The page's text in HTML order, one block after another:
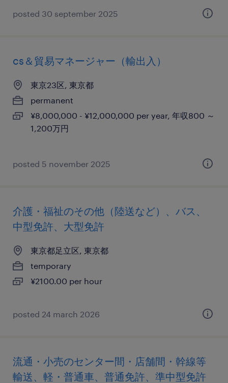
posted 30 september 2025
cs＆貿易マネージャー（輸出入）
東京23区, 東京都
permanent
¥8,000,000 - ¥12,000,000 per year, 年収800 ～
1,200万円
posted 5 november 2025
介護・福祉のその他（陸送など）、バス、
中型免許、大型免許
東京都足立区, 東京都
temporary
¥2100.00 per hour
posted 24 march 2026
流通・小売のセンター間・店舗間・幹線等
輸送、軽・普通車、普通免許、準中型免許